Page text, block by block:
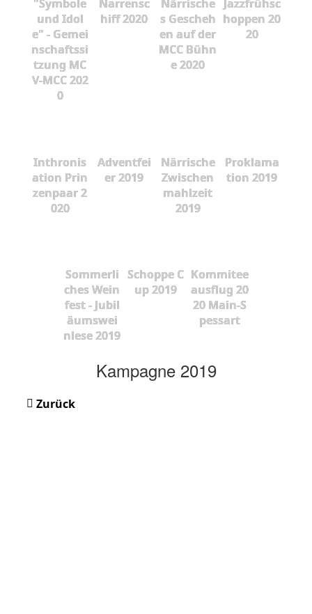
"Symbole
und Idol
e" - Gemei
nschaftssi
tzung MC
V-MCC 202
0
Narrensc
hiff 2020
Närrische
s Gescheh
en auf der
MCC Bühn
e 2020
Jazzfrühsc
hoppen 20
20
Inthronis
ation Prin
zenpaar 2
020
Adventfei
er 2019
Närrische
Zwischen
mahlzeit
2019
Proklama
tion 2019
Sommerli
ches Wein
fest - Jubil
äumswei
nlese 2019
Schoppe C
up 2019
Kommitee
ausflug 20
20 Main-S
pessart
Kampagne 2019
Zurück